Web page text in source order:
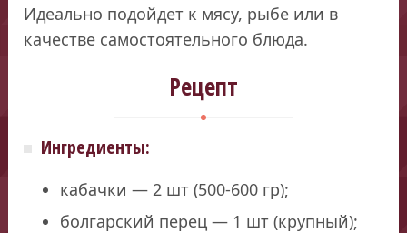
Идеально подойдет к мясу, рыбе или в
качестве самостоятельного блюда.
Рецепт
Ингредиенты:
кабачки — 2 шт (500-600 гр);
болгарский перец — 1 шт (крупный);